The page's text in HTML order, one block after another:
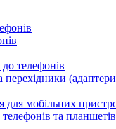
телефонів
перехідники
для мобільних
та планшетів